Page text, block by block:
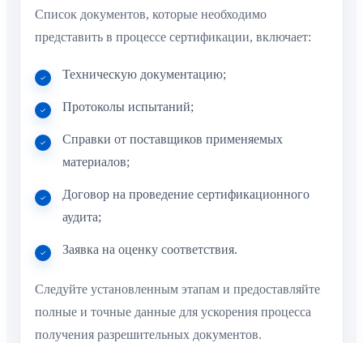
Список документов, которые необходимо
представить в процессе сертификации, включает:
Техническую документацию;
Протоколы испытаний;
Справки от поставщиков применяемых
материалов;
Договор на проведение сертификационного
аудита;
Заявка на оценку соответствия.
Следуйте установленным этапам и предоставляйте
полные и точные данные для ускорения процесса
получения разрешительных документов.